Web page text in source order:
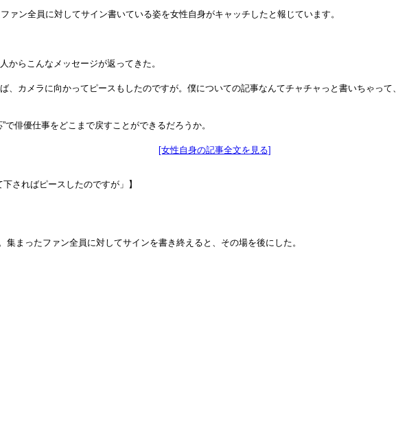
ン全員に対してサイン書いている姿を女性自身がキャッチしたと報じています。
からこんなメッセージが返ってきた。
、カメラに向かってピースもしたのですが。僕についての記事なんてチャチャっと書いちゃっ
俳優仕事をどこまで戻すことができるだろうか。
[女性自身の記事全文を見る]
さればピースしたのですが」】
まったファン全員に対してサインを書き終えると、その場を後にした。